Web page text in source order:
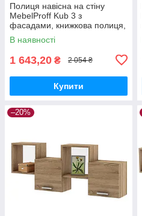
Полиця навісна на стіну
MebelProff Kub 3 з
фасадами, книжкова полиця,
декоративна полиця в
кімнату, будинок.
В наявності
1 643,20 ₴ 2 054 ₴
Купити
–20%